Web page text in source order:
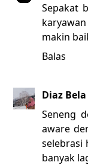
Sepakat
makin
Balas
Diaz Bela
Seneng
aware
selebrasi
banyak